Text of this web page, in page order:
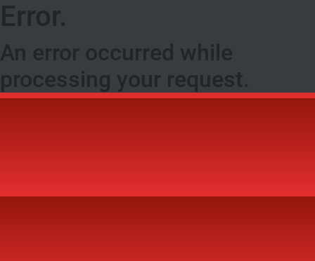
Error.
An error occurred while
processing your request.